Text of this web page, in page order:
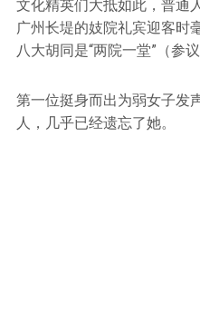
文化精英们大抵如此，普通
广州长堤的妓院礼宾迎客时
八大胡同是“两院一堂”（参
第一位挺身而出为弱女子发
人，几乎已经遗忘了她。